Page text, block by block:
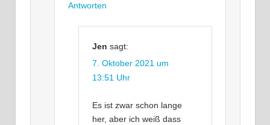
Antworten
Jen sagt:
7. Oktober 2021 um
13:51 Uhr
Es ist zwar schon lange
her, aber ich weiß dass